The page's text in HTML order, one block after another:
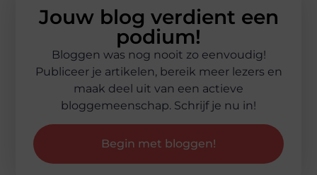
Jouw blog verdient een
podium!
Bloggen was nog nooit zo eenvoudig!
Publiceer je artikelen, bereik meer lezers en
maak deel uit van een actieve
bloggemeenschap. Schrijf je nu in!
Begin met bloggen!